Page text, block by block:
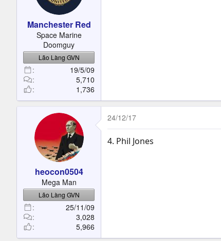
Manchester Red
Space Marine
Doomguy
Lão Làng GVN
19/5/09
5,710
1,736
heocon0504
Mega Man
Lão Làng GVN
25/11/09
3,028
5,966
24/12/17
4. Phil Jones